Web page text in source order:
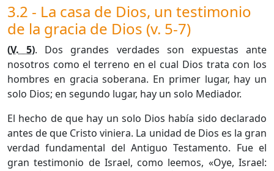
3.2 - La casa de Dios, un testimonio
de la gracia de Dios (v. 5-7)
(V. 5). Dos grandes verdades son expuestas ante
nosotros como el terreno en el cual Dios trata con los
hombres en gracia soberana. En primer lugar, hay un
solo Dios; en segundo lugar, hay un solo Mediador.
El hecho de que hay un solo Dios había sido declarado
antes de que Cristo viniera. La unidad de Dios es la gran
verdad fundamental del Antiguo Testamento. Fue el
gran testimonio de Israel, como leemos, «Oye, Israel: